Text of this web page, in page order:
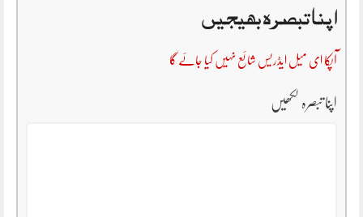
اپنا تبصرہ بھیجیں
آپکا ای میل ایڈریس شائع نہیں کیا جائے گا
اپنا تبصرہ لکھیں